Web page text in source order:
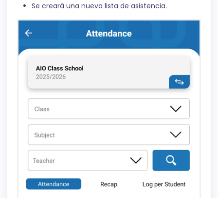
Se creará una nueva lista de asistencia.